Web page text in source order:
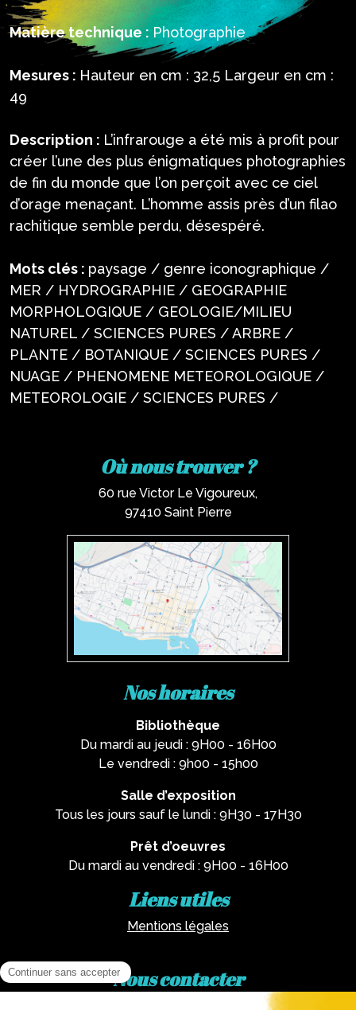
Matière technique : Photographie
Mesures : Hauteur en cm : 32,5 Largeur en cm :
49
Description : L’infrarouge a été mis à profit pour
créer l’une des plus énigmatiques photographies
de fin du monde que l’on perçoit avec ce ciel
d’orage menaçant. L’homme assis près d’un filao
rachitique semble perdu, désespéré.
Mots clés : paysage / genre iconographique /
MER / HYDROGRAPHIE / GEOGRAPHIE
MORPHOLOGIQUE / GEOLOGIE/MILIEU
NATUREL / SCIENCES PURES / ARBRE /
PLANTE / BOTANIQUE / SCIENCES PURES /
NUAGE / PHENOMENE METEOROLOGIQUE /
METEOROLOGIE / SCIENCES PURES /
Où nous trouver ?
60 rue Victor Le Vigoureux,
97410 Saint Pierre
Nos horaires
Bibliothèque
Du mardi au jeudi : 9H00 - 16H00
Le vendredi : 9h00 - 15h00
Salle d’exposition
Tous les jours sauf le lundi : 9H30 - 17H30
Prêt d’oeuvres
Du mardi au vendredi : 9H00 - 16H00
Liens utiles
Mentions légales
Nous contacter
02 62 81 77 60